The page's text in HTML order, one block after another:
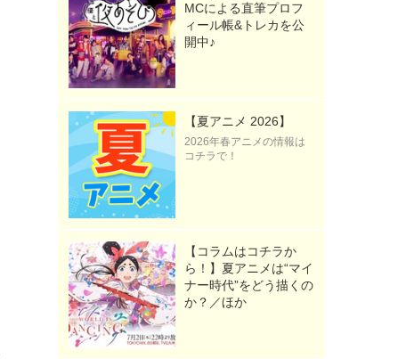
MCによる直筆プロフ
ィール帳&トレカを公
開中♪
【夏アニメ 2026】
2026年春アニメの情報は
コチラで！
【コラムはコチラか
ら！】夏アニメは“マイ
ナー時代”をどう描くの
か？／ほか